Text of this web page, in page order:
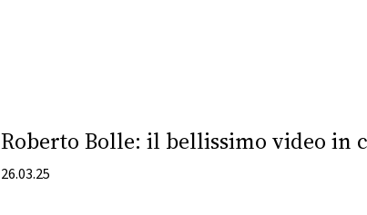
Roberto Bolle: il bellissimo video in
26.03.25